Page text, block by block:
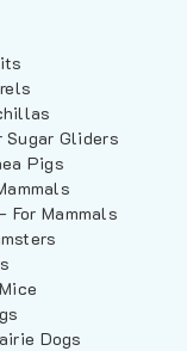
Sugar Gliders
Pigs
For Mammals
Dogs